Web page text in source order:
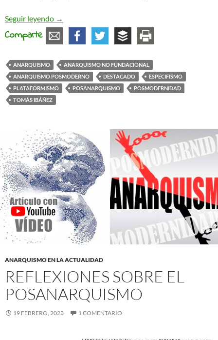
Seguir leyendo Anarquismos cavernícolas, retrógrados y
→
Comparte
ANARQUISMO
ANARQUISMO NO FUNDACIONAL
ANARQUISMO POSMODERNO
DESTACADO
ESPECIFISMO
PLATAFORMISMO
POSANARQUISMO
POSMODERNIDAD
TOMÁS IBÁÑEZ
ANARQUISMO EN LA ACTUALIDAD
REFLEXIONES SOBRE EL
POSANARQUISMO
19 FEBRERO, 2023 1 COMENTARIO